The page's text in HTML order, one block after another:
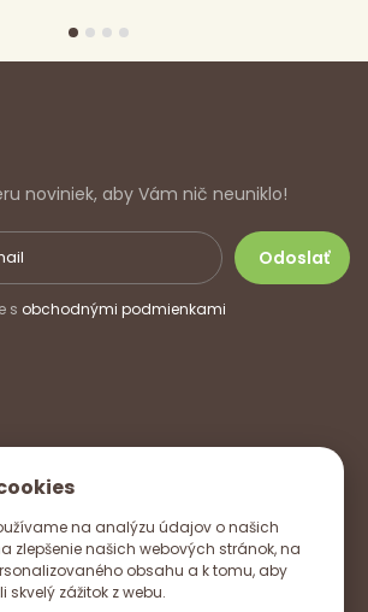
na analýzu údajov o našich
zlepšenie našich webových stránok, na
obsahu a k tomu, aby
zážitok z webu.
noviniek, aby Vám nič neuniklo!
s obchodnými podmienkami